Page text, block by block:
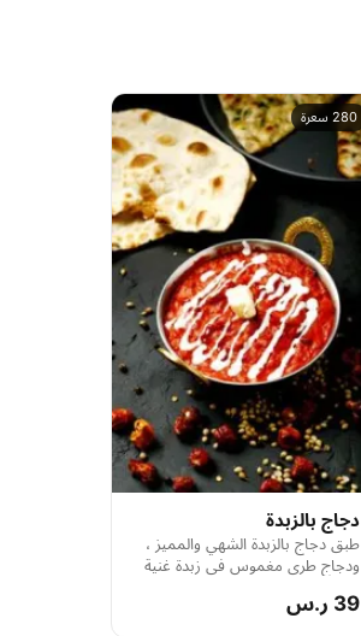
280 سعرة
دجاج بالزبدة
طبق دجاج بالزبدة الشهي والمميز ،
ودجاج طري مغموس في زبدة غنية
الناعمة وبطريقة سندي الخاصة
39 ر.س